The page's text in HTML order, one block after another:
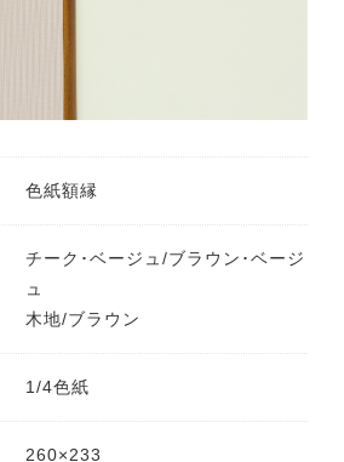
色紙額縁
チーク･ベージュ/ブラウン･ベージ
ュ
木地/ブラウン
1/4色紙
260×233